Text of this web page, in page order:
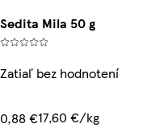
Sedita Mila 50 g
Zatiaľ bez hodnotení
0,88 €17,60 €/kg